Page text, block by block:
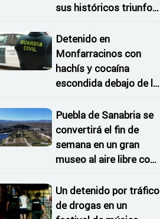
sus históricos triunfos
Detenido en
Monfarracinos con
hachís y cocaína
escondida debajo de la
coche
Puebla de Sanabria se
convertirá el fin de
semana en un gran
museo al aire libre con
Un detenido por tráfico
de drogas en un